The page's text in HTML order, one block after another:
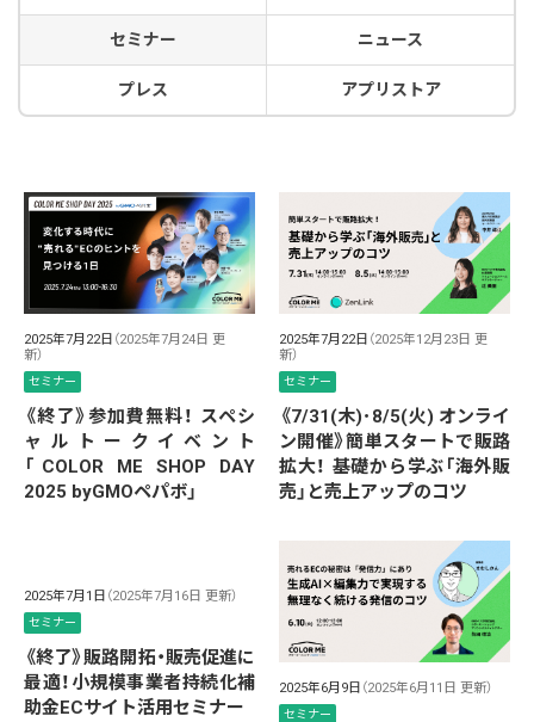
セミナー ニュース
プレス アプリストア
2025年7月22日 （2025年7月24日 更
新）
セミナー
《終了》参加費無料！ スペシ
ャルトークイベント
「COLOR ME SHOP DAY
2025 byGMOペパボ」
2025年7月22日 （2025年12月23日 更
新）
セミナー
《7/31(木)･8/5(火) オンライ
ン開催》簡単スタートで販路
拡大！ 基礎から学ぶ「海外販
売」と売上アップのコツ
2025年7月1日 （2025年7月16日 更新）
セミナー
《終了》販路開拓・販売促進に
最適！小規模事業者持続化補
助金ECサイト活用セミナー
2025年6月9日 （2025年6月11日 更新）
セミナー